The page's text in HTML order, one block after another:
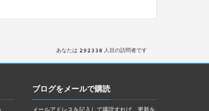
あなたは 人目の訪問者です
ブログをメールで購読
メールアドレスを記入して購読すれば、更新を